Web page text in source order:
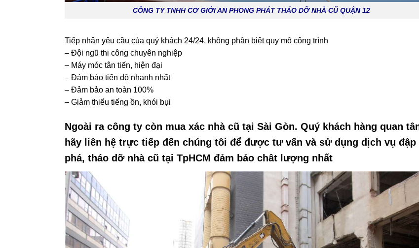
CÔNG TY TNHH CƠ GIỚI AN PHONG PHÁT THÁO DỠ NHÀ CŨ QUẬN 12
Tiếp nhận yêu cầu của quý khách 24/24, không phân biệt quy mô công trình
– Đội ngũ thi công chuyên nghiệp
– Máy móc tân tiến, hiện đại
– Đảm bảo tiến độ nhanh nhất
– Giảm thiểu tiếng ồn, khói bụi
Ngoài ra công ty còn mua xác nhà cũ tại Sài Gòn. Quý khách hàng quan tâm
hãy liên hệ trực tiếp đến chúng tôi để được tư vấn và sử dụng dịch vụ đập
phá, tháo dỡ nhà cũ tại TpHCM đảm bảo chât lượng nhất